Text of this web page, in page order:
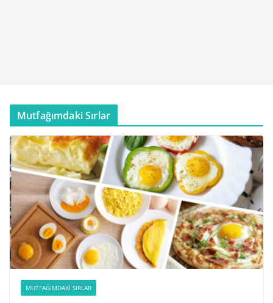
Mutfağımdaki Sırlar
MUTFAĞIMDAKI SIRLAR